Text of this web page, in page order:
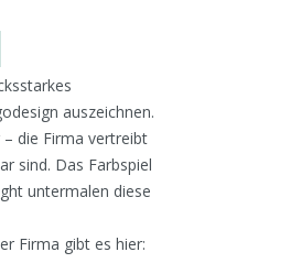
auszeichnen.
die Firma vertreibt
sind. Das Farbspiel
untermalen diese
Firma gibt es hier: